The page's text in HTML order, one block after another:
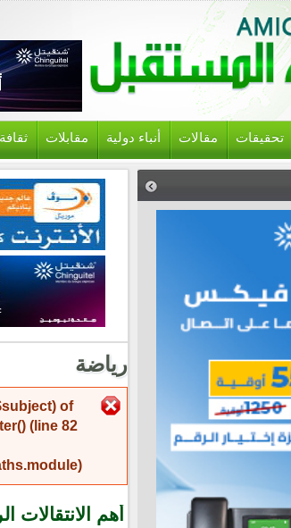
تحقيقات مقالات أنباء دولية مقابلات ثقافة
رياضة
رسالة الخطأ
of
(line 82
).
أهم